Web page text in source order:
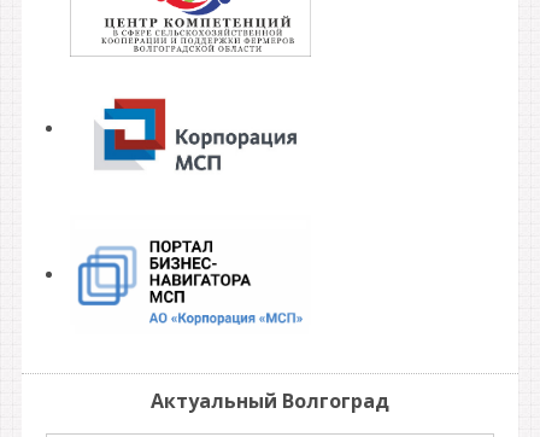
Актуальный Волгоград